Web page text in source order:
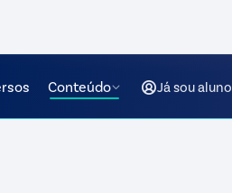
Conteúdo Já sou aluno